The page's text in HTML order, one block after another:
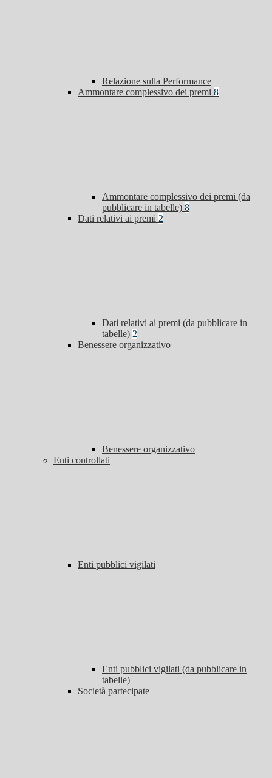
Relazione sulla Performance
Ammontare complessivo dei premi 8
Ammontare complessivo dei premi (da
pubblicare in tabelle) 8
Dati relativi ai premi 2
Dati relativi ai premi (da pubblicare in
tabelle) 2
Benessere organizzativo
Benessere organizzativo
Enti controllati
Enti pubblici vigilati
Enti pubblici vigilati (da pubblicare in
tabelle)
Società partecipate